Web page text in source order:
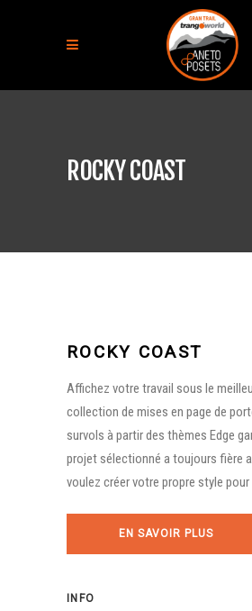
ROCKY COAST
ROCKY COAST
Affichez votre travail sous le
collection de mises en page de
survols à partir des thèmes Edge
projet sélectionné a toujours fière
voulez créer votre propre style
EN SAVOIR PLUS
INFO